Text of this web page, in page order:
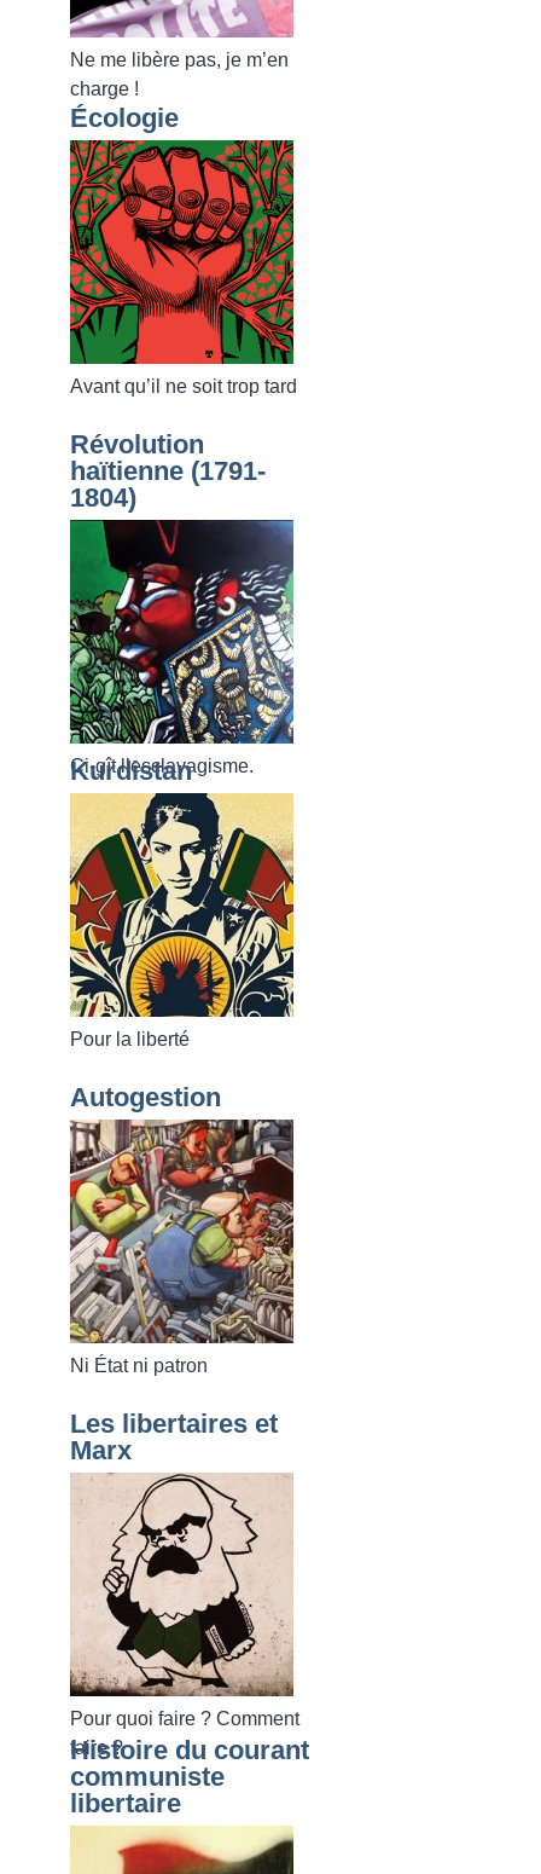
Ne me libère pas, je m’en
charge !
Écologie
Avant qu’il ne soit trop tard
Révolution
haïtienne (1791-
1804)
Ci-gît l’esclavagisme.
Kurdistan
Pour la liberté
Autogestion
Ni État ni patron
Les libertaires et
Marx
Pour quoi faire ? Comment
faire ?
Histoire du courant
communiste
libertaire